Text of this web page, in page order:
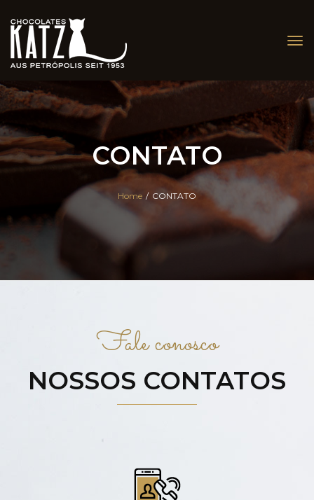
CONTATO
Home / CONTATO
Fale conosco
NOSSOS CONTATOS